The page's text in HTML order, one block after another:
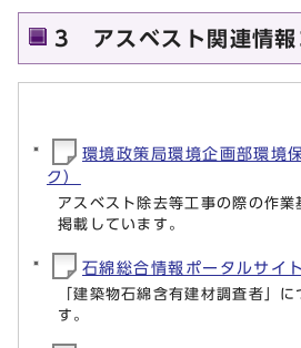
3 アスベスト関連情報
環境政策局環境企画部環境
ク）
アスベスト除去等工事の際の作業
掲載しています。
石綿総合情報ポータルサイ
「建築物石綿含有建材調査者」
す。